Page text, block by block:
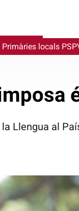
Primàries locals
Llengua al